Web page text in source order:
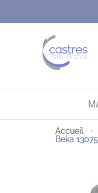
Accueil
Beka